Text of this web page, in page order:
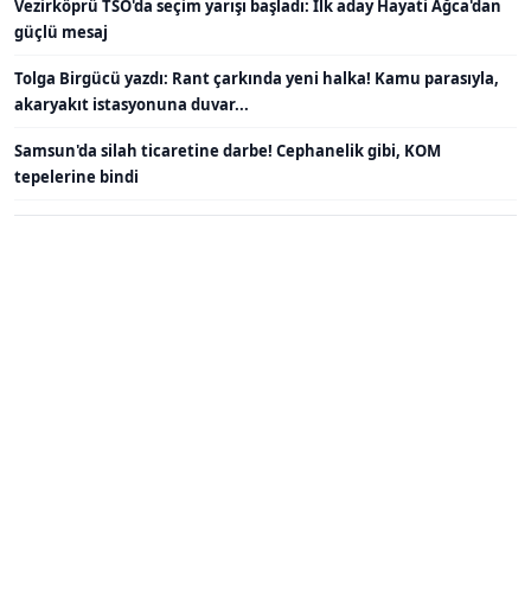
Vezirköprü TSO'da seçim yarışı başladı: İlk aday Hayati Ağca'dan
güçlü mesaj
Tolga Birgücü yazdı: Rant çarkında yeni halka! Kamu parasıyla,
akaryakıt istasyonuna duvar...
Samsun'da silah ticaretine darbe! Cephanelik gibi, KOM
tepelerine bindi